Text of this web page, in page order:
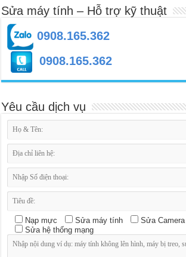
Sửa máy tính – Hỗ trợ kỹ thuật
0908.165.362
0908.165.362
Yêu cầu dịch vụ
Nạp mực Sửa máy tính
Sửa Camera
Sửa hệ thống mạng